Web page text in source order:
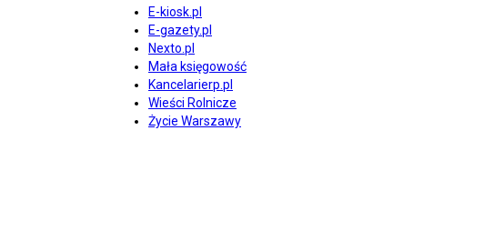
E-kiosk.pl
E-gazety.pl
Nexto.pl
Mała księgowość
Kancelarierp.pl
Wieści Rolnicze
Życie Warszawy